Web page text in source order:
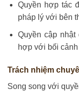
Quyền hợp tác
pháp lý với bên
Quyền cập
hợp với bối
Trách nhiệm
Song song với